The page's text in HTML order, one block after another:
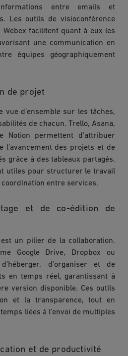
entre emails et
Les outils de visioconférence
Webex facilitent quant à eux les
une communication en
équipes géographiquement
de projet
vue d’ensemble sur les tâches,
de chacun. Trello, Asana,
Notion permettent d’attribuer
l’avancement des projets et de
grâce à des tableaux partagés.
utiles pour structurer le travail
entre services.
et de co-édition de
un pilier de la collaboration.
Google Drive, Dropbox ou
d’organiser et de
en temps réel, garantissant à
version disponible. Ces outils
et la transparence, tout en
liées à l’envoi de multiples
et de productivité